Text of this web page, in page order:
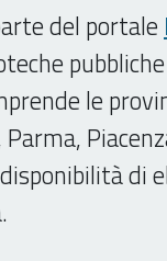
del portale
le
di